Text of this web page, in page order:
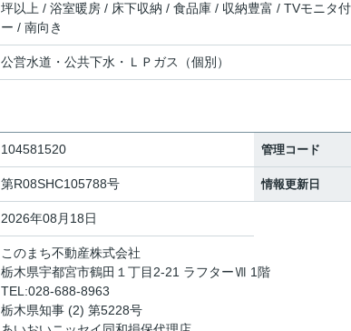
坪以上 / 浴室暖房 / 床下収納 / 食品庫 / 収納豊富 / TVモニタ
ー / 南向き
公営水道・公共下水・ＬＰガス（個別）
104581520 管理コード
第R08SHC105788号 情報更新日
2026年08月18日
このまち不動産株式会社
栃木県宇都宮市鶴田１丁目2-21 ラフターⅦ 1階
TEL:028-688-8963
栃木県知事 (2) 第5228号